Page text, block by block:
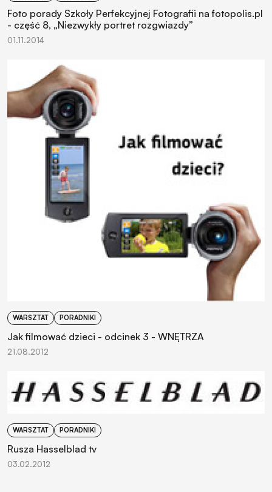
Foto porady Szkoły Perfekcyjnej Fotografii na fotopolis.pl
- część 8, „Niezwykły portret rozgwiazdy”
01.11.2014
WARSZTAT PORADNIKI
Jak filmować dzieci - odcinek 3 - WNĘTRZA
21.08.2012
WARSZTAT PORADNIKI
Rusza Hasselblad tv
03.02.2012